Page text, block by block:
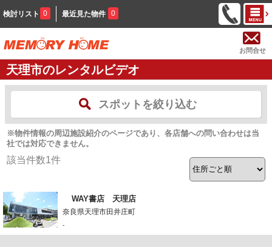
検討リスト 0 最近見た物件 0
お問合せ
天理市のレンタルビデオ
スポットを絞り込む
※物件情報の周辺施設紹介のページであり、各店舗への問い合わせは当
社では対応できません。
該当件数1件
WAY書店 天理店
奈良県天理市田井庄町
-